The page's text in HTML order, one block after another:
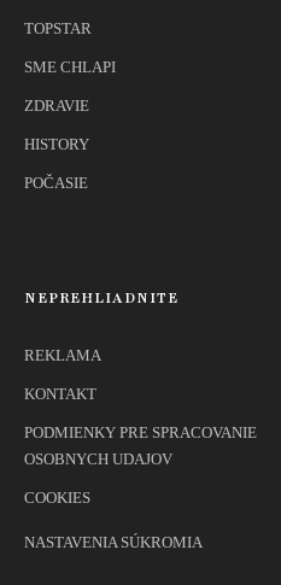
TOPSTAR
SME CHLAPI
ZDRAVIE
HISTORY
POČASIE
NEPREHLIADNITE
REKLAMA
KONTAKT
PODMIENKY PRE SPRACOVANIE
OSOBNYCH UDAJOV
COOKIES
NASTAVENIA SÚKROMIA